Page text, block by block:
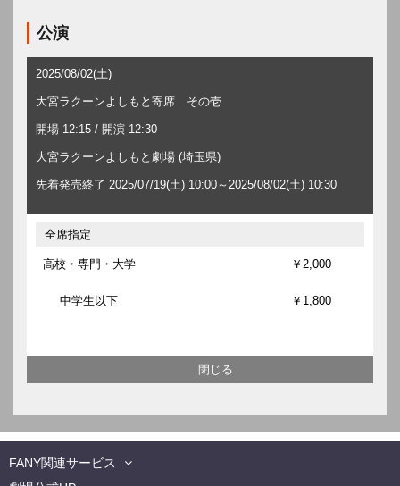
公演
2025/08/02(土)
大宮ラクーンよしもと寄席 その壱
開場 12:15 / 開演 12:30
大宮ラクーンよしもと劇場 (埼玉県)
先着発売終了 2025/07/19(土) 10:00～2025/08/02(土) 10:30
全席指定
高校・専門・大学 ￥2,000
中学生以下 ￥1,800
FANY関連サービス